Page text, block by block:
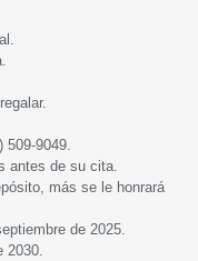
9049.
antes de su cita.
más se le honrará
de 2025.
2030.